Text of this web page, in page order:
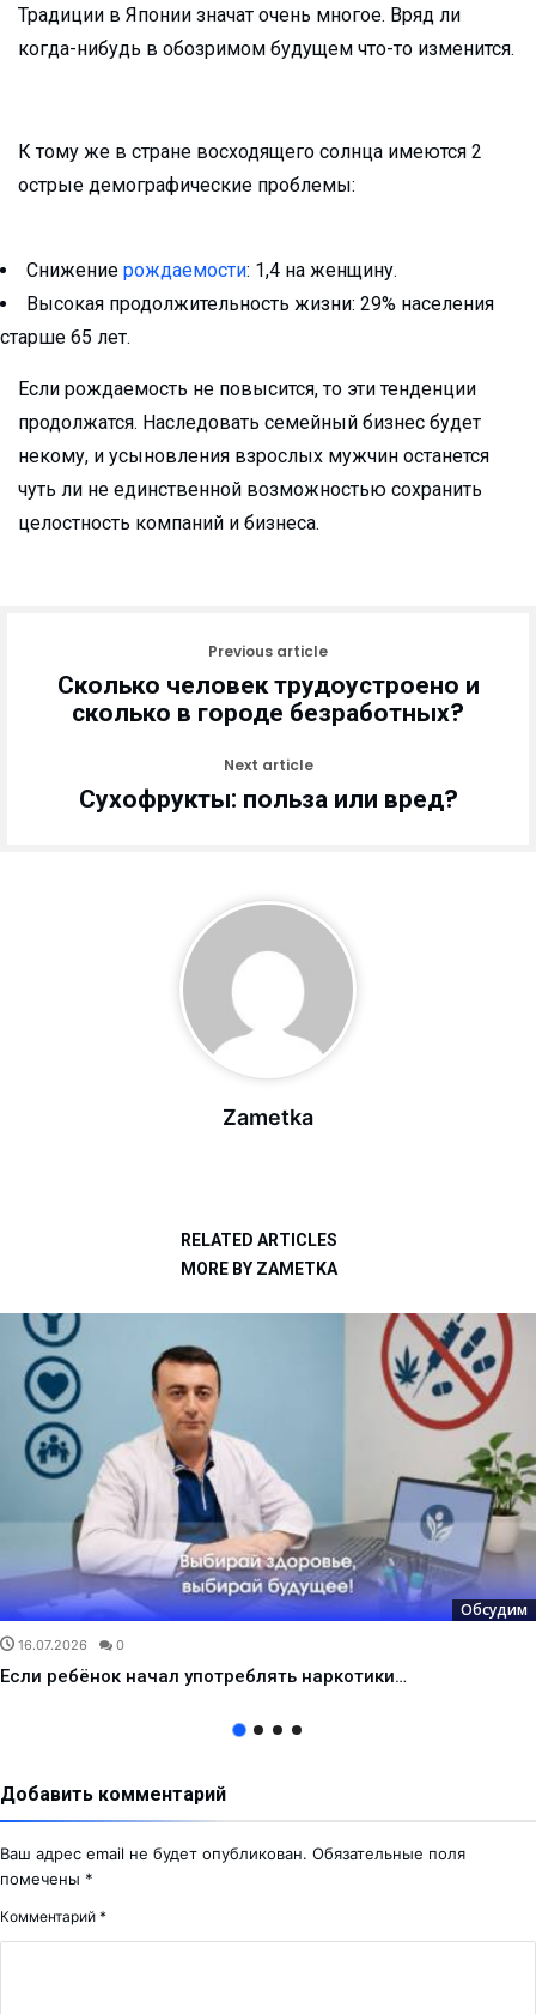
Традиции в Японии значат очень многое. Вряд ли
когда-нибудь в обозримом будущем что-то изменится.
К тому же в стране восходящего солнца имеются 2
острые демографические проблемы:
Снижение рождаемости: 1,4 на женщину.
Высокая продолжительность жизни: 29% населения
старше 65 лет.
Если рождаемость не повысится, то эти тенденции
продолжатся. Наследовать семейный бизнес будет
некому, и усыновления взрослых мужчин останется
чуть ли не единственной возможностью сохранить
целостность компаний и бизнеса.
Previous article
Сколько человек трудоустроено и
сколько в городе безработных?
Next article
Сухофрукты: польза или вред?
Zametka
RELATED ARTICLES
MORE BY ZAMETKA
Обсудим
16.07.2026 0
Если ребёнок начал употреблять наркотики…
Добавить комментарий
Ваш адрес email не будет опубликован. Обязательные поля
помечены *
Комментарий *